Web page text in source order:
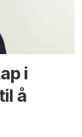
i
å